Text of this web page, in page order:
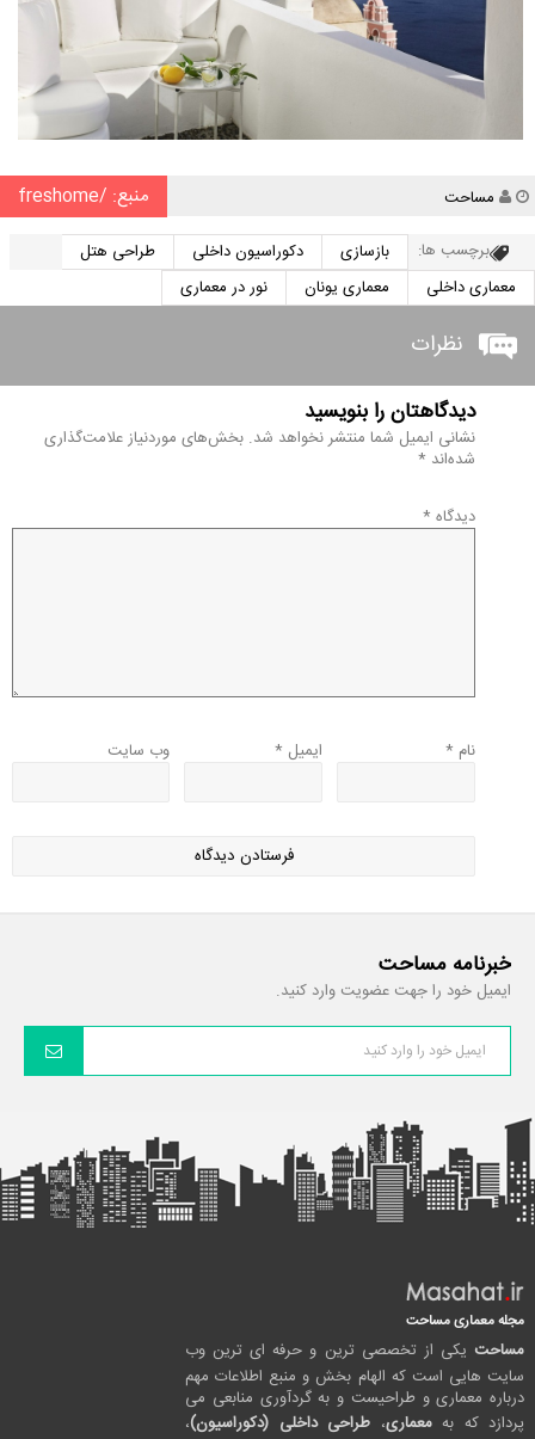
نویسنده
مساحت منبع: /freshome
برچسب ها: بازسازی دکوراسیون داخلی
طراحی هتل
معماری داخلی
معماری یونان نور در معماری
نظرات
دیدگاهتان را بنویسید
نشانی ایمیل شما منتشر نخواهد شد. بخش‌های موردنیاز علامت‌گذاری
شده‌اند *
دیدگاه *
نام * ایمیل * وب‌ سایت
خبرنامه مساحت
ایمیل خود را جهت عضویت وارد کنید.
مجله معماری مساحت
مساحت یکی از تخصصی ترین و حرفه ای ترین وب
سایت هایی است که الهام بخش و منبع اطلاعات مهم
درباره معماری و طراحیست و به گردآوری منابعی می
پردازد که بهمعماری، طراحی داخلی (دکوراسیون)،